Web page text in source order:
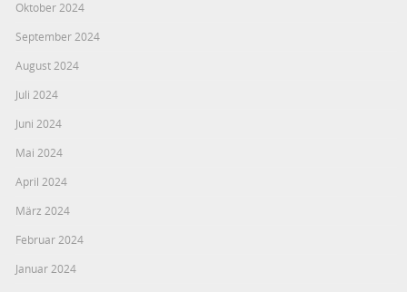
Oktober 2024
September 2024
August 2024
Juli 2024
Juni 2024
Mai 2024
April 2024
März 2024
Februar 2024
Januar 2024